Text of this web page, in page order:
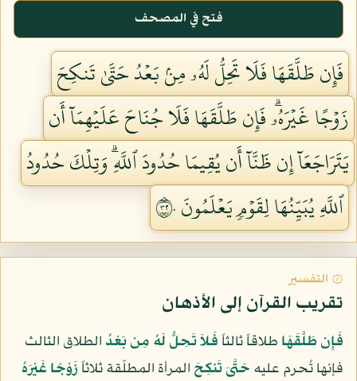
فتح في المصحف
فَإِن طَلَّقَهَا فَلَا تَحِلُّ لَهُۥ مِنۢ بَعۡدُ حَتَّىٰ تَنكِحَ
زَوۡجًا غَيۡرَهُۥۗ فَإِن طَلَّقَهَا فَلَا جُنَاحَ عَلَيۡهِمَآ أَن
يَتَرَاجَعَآ إِن ظَنَّآ أَن يُقِيمَا حُدُودَ ٱللَّهِۗ وَتِلۡكَ حُدُودُ
ٱللَّهِ يُبَيِّنُهَا لِقَوۡمٖ يَعۡلَمُونَ ٢٣٠
۞ التفسير
تقريب القرآن إلى الأذهان
فَإِن طَلَّقَهَا طلاقاً ثالثاًفَلاَ تَحِلُّ لَهُ مِن بَعْدُ الطلاق الثالث
فإنها تُحرم عليه حَتَّىَ تَنكِحَ المرأة المطلّقة ثلاثاًزَوْجًا غَيْرَهُ